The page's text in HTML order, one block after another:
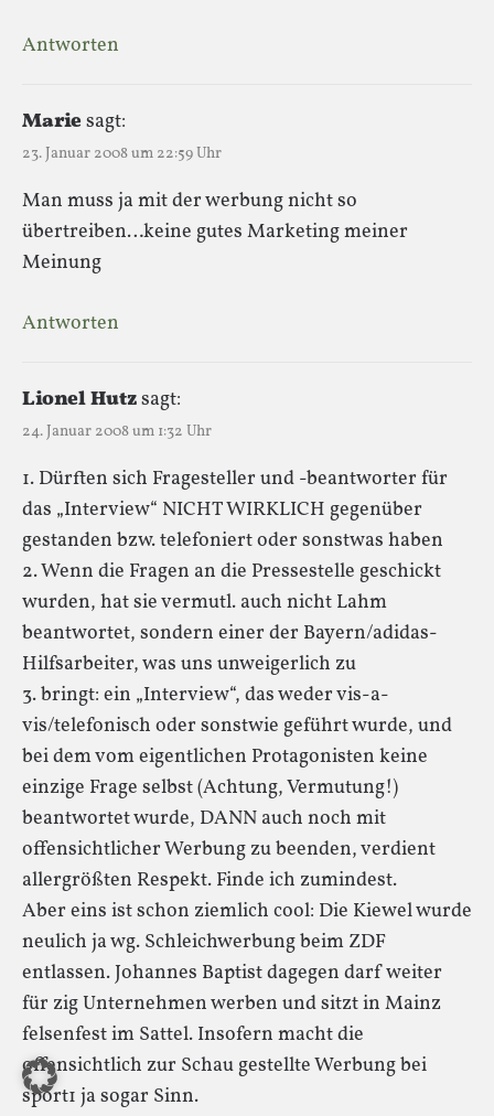
Antworten
Mariesagt:
23. Januar 2008 um 22:59 Uhr
Man muss ja mit der werbung nicht so
übertreiben…keine gutes Marketing meiner
Meinung
Antworten
Lionel Hutzsagt:
24. Januar 2008 um 1:32 Uhr
1. Dürften sich Fragesteller und -beantworter für
das „Interview“ NICHT WIRKLICH gegenüber
gestanden bzw. telefoniert oder sonstwas haben
2. Wenn die Fragen an die Pressestelle geschickt
wurden, hat sie vermutl. auch nicht Lahm
beantwortet, sondern einer der Bayern/adidas-
Hilfsarbeiter, was uns unweigerlich zu
3. bringt: ein „Interview“, das weder vis-a-
vis/telefonisch oder sonstwie geführt wurde, und
bei dem vom eigentlichen Protagonisten keine
einzige Frage selbst (Achtung, Vermutung!)
beantwortet wurde, DANN auch noch mit
offensichtlicher Werbung zu beenden, verdient
allergrößten Respekt. Finde ich zumindest.
Aber eins ist schon ziemlich cool: Die Kiewel wurde
neulich ja wg. Schleichwerbung beim ZDF
entlassen. Johannes Baptist dagegen darf weiter
für zig Unternehmen werben und sitzt in Mainz
felsenfest im Sattel. Insofern macht die
offensichtlich zur Schau gestellte Werbung bei
sport1 ja sogar Sinn.